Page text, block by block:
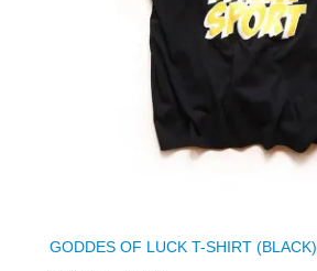
GODDES OF LUCK T-SHIRT (BLACK)